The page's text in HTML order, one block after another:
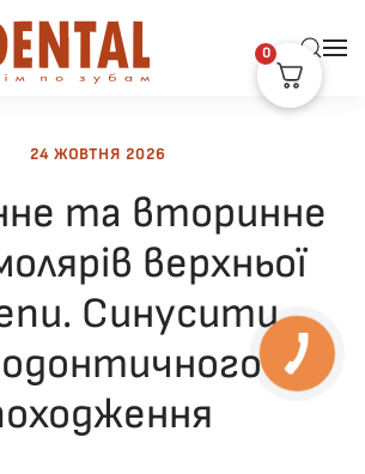
24 ЖОВТНЯ 2026
та вторинне
верхньої
Синусити
0